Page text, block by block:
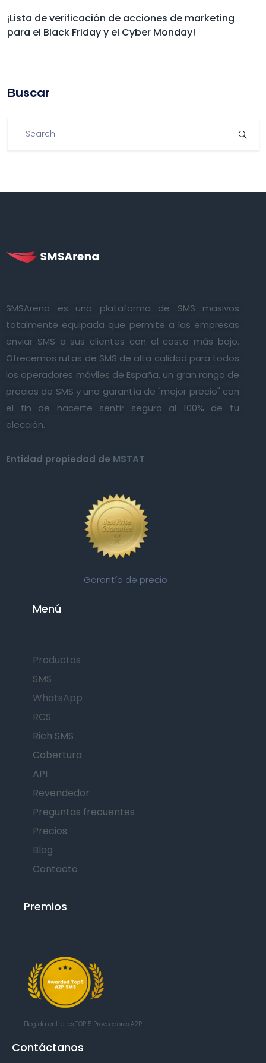
¡Lista de verificación de acciones de marketing
para el Black Friday y el Cyber Monday!
Βuscar
SMSArena es una plataforma de SMS masivos
totalmente equipada que permite a las empresas
enviar SMS a sus clientes con el costo más bajo.
Ofrecemos rutas de SMS de alta calidad para todos
los operadores móviles de España, un gran rango de
precios de SMS y una garantía de "mejor precio" con
el fin de hacerte sentir seguro al 100% de tu
elección.
Entidad propiedad de MSTAT
Garantía de precio
Menú
Productos
SMS
WhatsApp
RCS
Rich SMS
Cobertura
API
Revendedor
Preguntas frecuentes
Precios
Blog
Contacto
Premios
Elegida entre los TOP 5 Proveedores A2P
Contáctanos